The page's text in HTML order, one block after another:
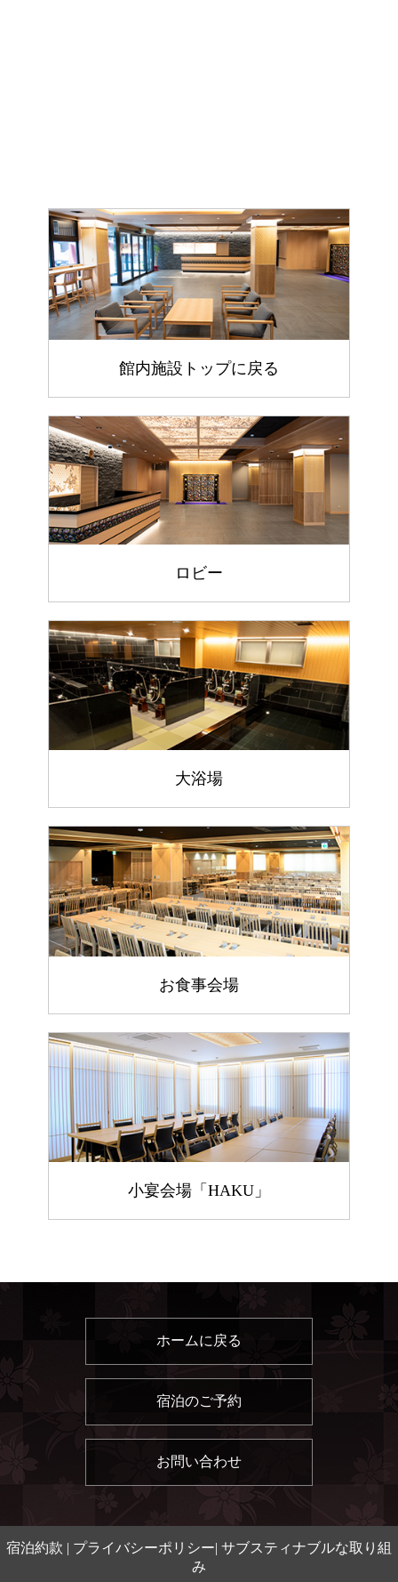
館内施設トップに戻る
ロビー
大浴場
お食事会場
小宴会場「HAKU」
ホームに戻る
宿泊のご予約
お問い合わせ
宿泊約款 | プライバシーポリシー| サブスティナブルな取り組
み